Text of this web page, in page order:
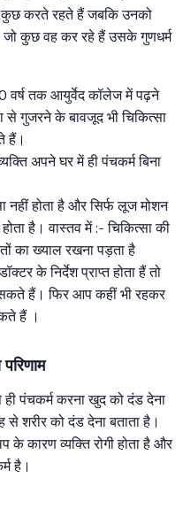
करते रहते हैं जबकि उनको
जो कुछ वह कर रहे हैं उसके गुणधर्म
तक आयुर्वेद कॉलेज में पढ़ने
गुजरने के बावजूद भी चिकित्सा
हैं।
अपने घर में ही पंचकर्म बिना
नहीं होता है और सिर्फ लूज मोशन
होता है। वास्तव में :- चिकित्सा की
का ख्याल रखना पड़ता है
के निर्देश प्राप्त होता हैं तो
हैं। फिर आप कहीं भी रहकर
हैं ।
पंचकर्म करना खुद को दंड देना
शरीर को दंड देना बताता है।
के कारण व्यक्ति रोगी होता है और
है।